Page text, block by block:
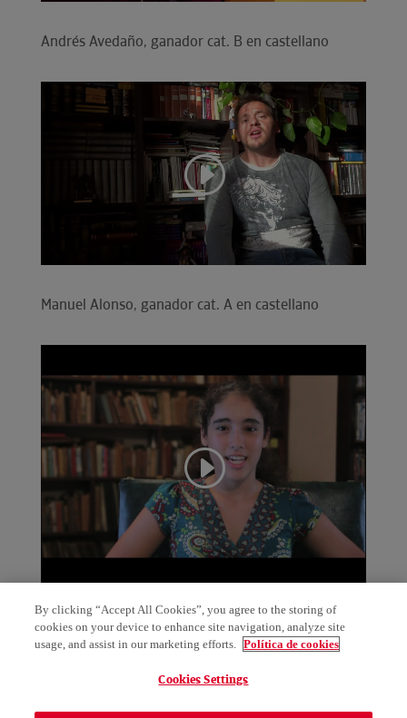
Andrés Avedaño, ganador cat. B en castellano
Manuel Alonso, ganador cat. A en castellano
Paula Najmías, ganadora cat. C en castellano
By clicking “Accept All Cookies”, you agree to the storing of
cookies on your device to enhance site navigation, analyze site
usage, and assist in our marketing efforts. Política de cookies
Cookies Settings